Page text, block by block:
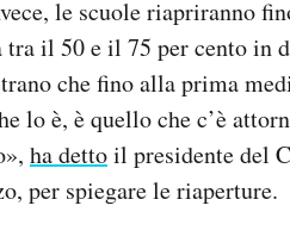
le scuole riapriranno
tra il 50 e il 75 per cento in
che fino alla prima
lo è, è quello che c’è
ha dettoil presidente del
per spiegare le riaperture.